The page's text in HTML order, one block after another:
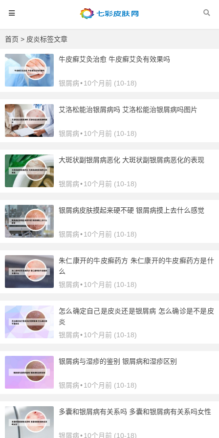
首页 > 皮炎标签文章
牛皮癣艾灸治愈 牛皮癣艾灸有效果吗
银屑病•10个月前 (10-18)
艾洛松能治银屑病吗 艾洛松能治银屑病吗图片
银屑病•10个月前 (10-18)
大斑状副银屑病恶化 大斑状副银屑病恶化的表现
银屑病•10个月前 (10-18)
银屑病皮肤摸起来硬不硬 银屑病摸上去什么感觉
银屑病•10个月前 (10-18)
朱仁康开的牛皮癣药方 朱仁康开的牛皮癣药方是什
么
银屑病•10个月前 (10-18)
怎么确定自己是皮炎还是银屑病 怎么确诊是不是皮
炎
银屑病•10个月前 (10-18)
银屑病与湿疹的鉴别 银屑病和湿疹区别
银屑病•10个月前 (10-18)
多囊和银屑病有关系吗 多囊和银屑病有关系吗女性
银屑病•10个月前 (10-18)